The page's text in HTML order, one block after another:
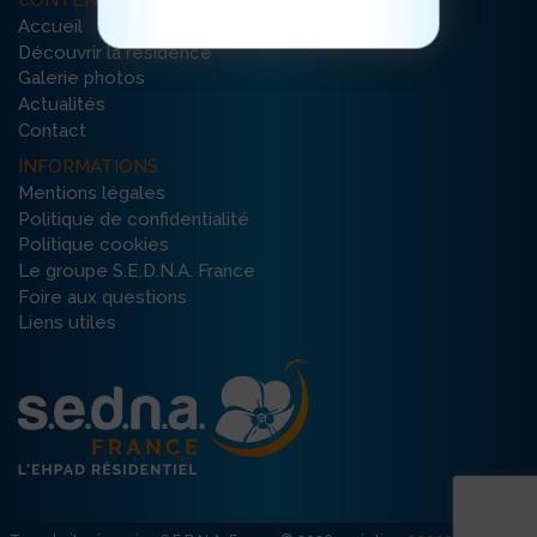
Accueil
Découvrir la résidence
Galerie photos
Actualités
Contact
INFORMATIONS
Mentions légales
Politique de confidentialité
Politique cookies
Le groupe S.E.D.N.A. France
Foire aux questions
Liens utiles